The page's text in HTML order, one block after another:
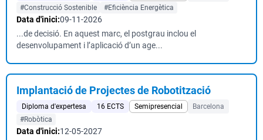
#Construcció Sostenible
#Eficiència Energètica
Data d'inici:09-11-2026
...de decisió. En aquest marc, el postgrau inclou el
desenvolupament i l’aplicació d’un age...
Implantació de Projectes de Robotització
Diploma d'expertesa 16 ECTS Semipresencial
Barcelona
#Robòtica
Data d'inici:12-05-2027